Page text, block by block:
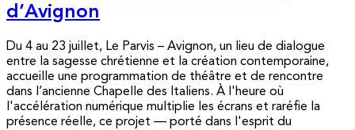
d’Avignon
Du 4 au 23 juillet, Le Parvis – Avignon, un lieu de dialogue
entre la sagesse chrétienne et la création contemporaine,
accueille une programmation de théâtre et de rencontre
dans l’ancienne Chapelle des Italiens. À l'heure où
l'accélération numérique multiplie les écrans et raréfie la
présence réelle, ce projet — porté dans l'esprit du